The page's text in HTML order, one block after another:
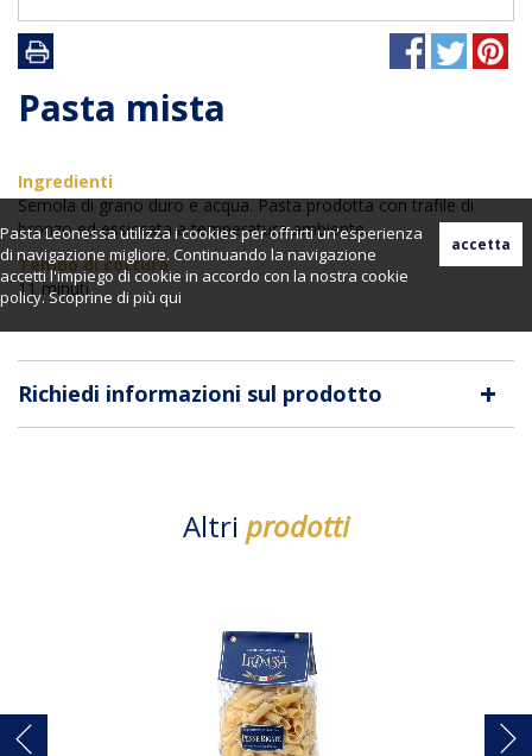
Pasta Leonessa utilizza i cookies per offrirti un'esperienza
di navigazione migliore. Continuando la navigazione
accetti l'impiego di cookie in accordo con la nostra cookie
policy. Scoprine di più qui
Pasta mista
Ingredienti
Semola di grano duro e acqua. Pasta prodotta con trafile di
bronzo ed essiccata a temperatura ambiente.
Tempo di cottura
11 minuti
Richiedi informazioni sul prodotto +
Altri prodotti